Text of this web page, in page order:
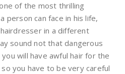
of the most thrilling
person can face in his life,
in a different
sound not that dangerous
will have awful hair for the
you have to be very careful